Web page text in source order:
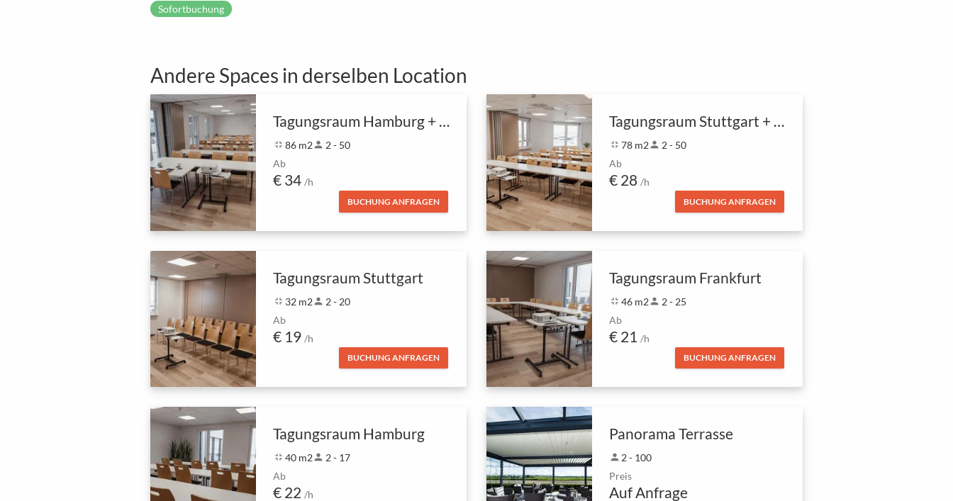
Sofortbuchung
Andere Spaces in derselben Location
Tagungsraum Hamburg + Frankfurt
fullscreen_exit 86 m2person 2 - 50
Ab
€ 34 /h
BUCHUNG ANFRAGEN
Tagungsraum Stuttgart + München
fullscreen_exit 78 m2person 2 - 50
Ab
€ 28 /h
BUCHUNG ANFRAGEN
Tagungsraum Stuttgart
fullscreen_exit 32 m2person 2 - 20
Ab
€ 19 /h
BUCHUNG ANFRAGEN
Tagungsraum Frankfurt
fullscreen_exit 46 m2person 2 - 25
Ab
€ 21 /h
BUCHUNG ANFRAGEN
Tagungsraum Hamburg
fullscreen_exit 40 m2person 2 - 17
Ab
€ 22 /h
Panorama Terrasse
person 2 - 100
Preis
Auf Anfrage